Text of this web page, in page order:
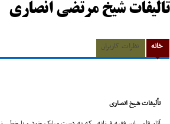
تالیفات شیخ مرتضی انصاری
خانه نظرات کاربران
تألیفات شیخ انصارى